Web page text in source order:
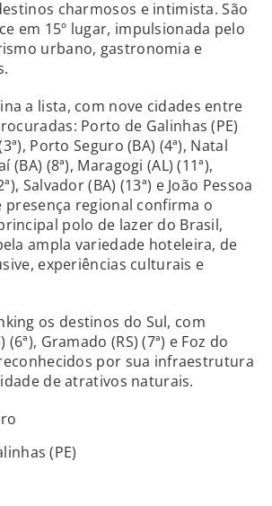
charmosos e intimista. São
em 15º lugar, impulsionada pelo
urbano, gastronomia e
a lista, com nove cidades entre
Porto de Galinhas (PE)
Porto Seguro (BA) (4ª), Natal
(BA) (8ª), Maragogi (AL) (11ª),
Salvador (BA) (13ª) e João Pessoa
presença regional confirma o
polo de lazer do Brasil,
ampla variedade hoteleira, de
experiências culturais e
os destinos do Sul, com
Gramado (RS) (7ª) e Foz do
reconhecidos por sua infraestrutura
de atrativos naturais.
(PE)